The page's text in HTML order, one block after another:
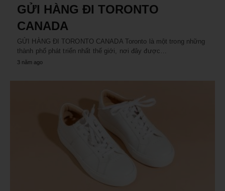
GỬI HÀNG ĐI TORONTO
CANADA
GỬI HÀNG ĐI TORONTO CANADA Toronto là một trong những
thành phố phát triển nhất thế giới, nơi đây được…
3 năm ago